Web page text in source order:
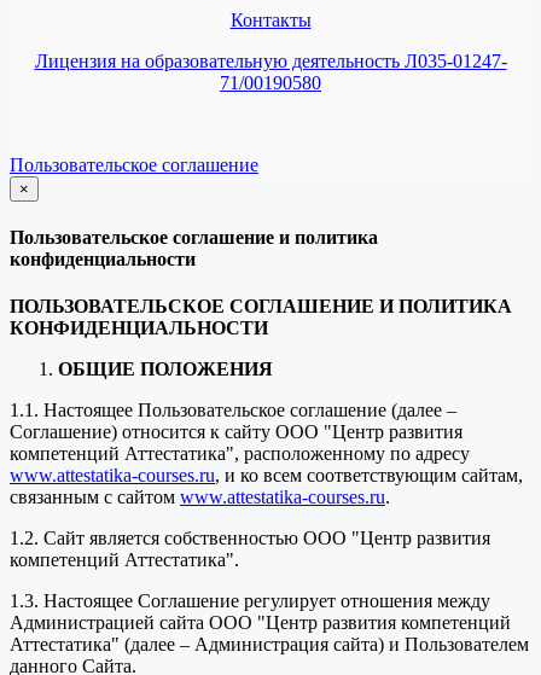
Контакты
Лицензия на образовательную деятельность Л035-01247-
71/00190580
Пользовательское соглашение
×
закрыть
Пользовательское соглашение и политика
конфиденциальности
ПОЛЬЗОВАТЕЛЬСКОЕ СОГЛАШЕНИЕ И ПОЛИТИКА
КОНФИДЕНЦИАЛЬНОСТИ
ОБЩИЕ ПОЛОЖЕНИЯ
1.1. Настоящее Пользовательское соглашение (далее –
Соглашение) относится к сайту ООО "Центр развития
компетенций Аттестатика", расположенному по адресу
www.attestatika-courses.ru, и ко всем соответствующим сайтам,
связанным с сайтом www.attestatika-courses.ru.
1.2. Сайт является собственностью ООО "Центр развития
компетенций Аттестатика".
1.3. Настоящее Соглашение регулирует отношения между
Администрацией сайта ООО "Центр развития компетенций
Аттестатика" (далее – Администрация сайта) и Пользователем
данного Сайта.